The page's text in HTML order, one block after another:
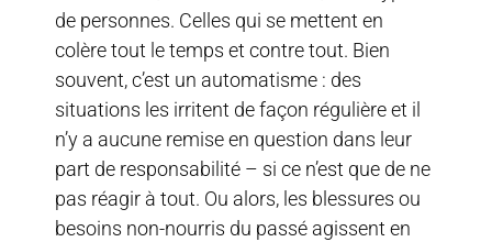
de personnes. Celles qui se mettent en
colère tout le temps et contre tout. Bien
souvent, c’est un automatisme : des
situations les irritent de façon régulière et il
n’y a aucune remise en question dans leur
part de responsabilité – si ce n’est que de ne
pas réagir à tout. Ou alors, les blessures ou
besoins non-nourris du passé agissent en